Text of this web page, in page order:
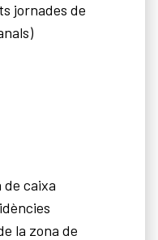
jornades de
caixa
la zona de